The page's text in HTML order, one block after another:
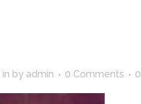
in by admin 0 Comments 0